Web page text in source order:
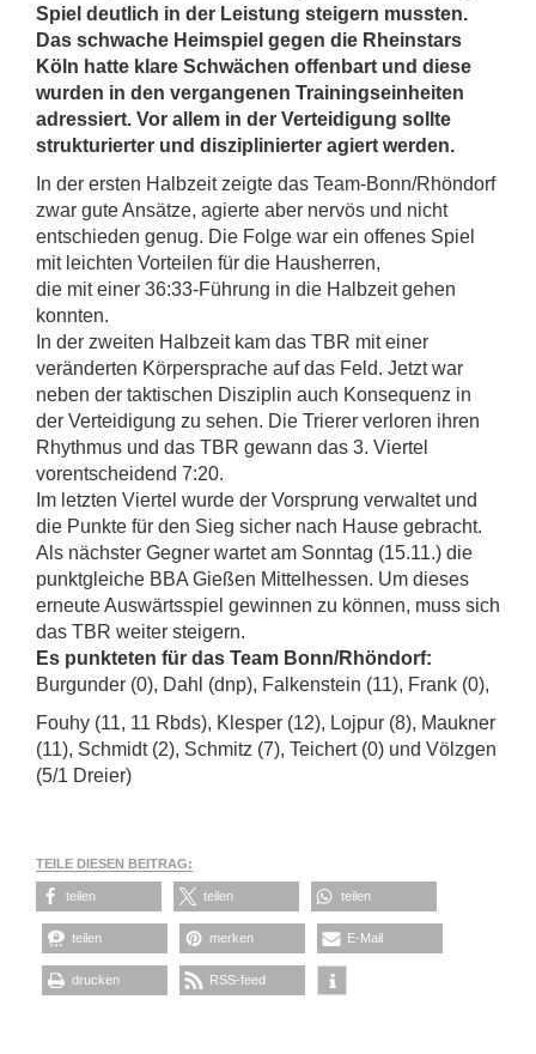
Spiel deutlich in der Leistung steigern mussten.
Das schwache Heimspiel gegen die Rheinstars
Köln hatte klare Schwächen offenbart und diese
wurden in den vergangenen Trainingseinheiten
adressiert. Vor allem in der Verteidigung sollte
strukturierter und disziplinierter agiert werden.
In der ersten Halbzeit zeigte das Team-Bonn/Rhöndorf
zwar gute Ansätze, agierte aber nervös und nicht
entschieden genug. Die Folge war ein offenes Spiel
mit leichten Vorteilen für die Hausherren,
die mit einer 36:33-Führung in die Halbzeit gehen
konnten.
In der zweiten Halbzeit kam das TBR mit einer
veränderten Körpersprache auf das Feld. Jetzt war
neben der taktischen Disziplin auch Konsequenz in
der Verteidigung zu sehen. Die Trierer verloren ihren
Rhythmus und das TBR gewann das 3. Viertel
vorentscheidend 7:20.
Im letzten Viertel wurde der Vorsprung verwaltet und
die Punkte für den Sieg sicher nach Hause gebracht.
Als nächster Gegner wartet am Sonntag (15.11.) die
punktgleiche BBA Gießen Mittelhessen. Um dieses
erneute Auswärtsspiel gewinnen zu können, muss sich
das TBR weiter steigern.
Es punkteten für das Team Bonn/Rhöndorf:
Burgunder (0), Dahl (dnp), Falkenstein (11), Frank (0),
Fouhy (11, 11 Rbds), Klesper (12), Lojpur (8), Maukner
(11), Schmidt (2), Schmitz (7), Teichert (0) und Völzgen
(5/1 Dreier)
TEILE DIESEN BEITRAG:
teilen teilen teilen
teilen merken E-Mail
drucken RSS-feed